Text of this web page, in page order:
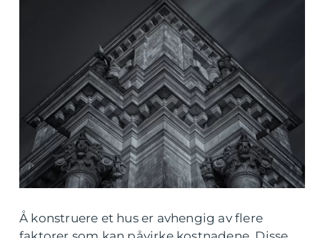
Å konstruere et hus er avhengig av flere